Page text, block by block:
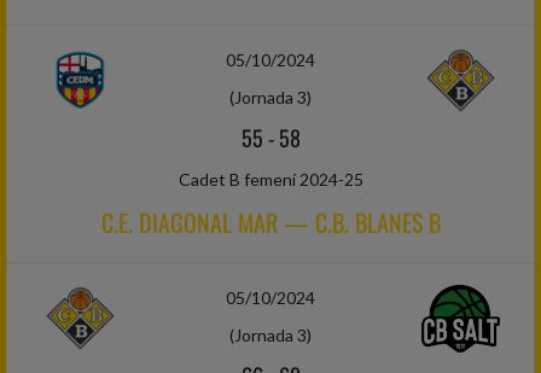
05/10/2024
(Jornada 3)
55-58
Cadet B femení 2024-25
C.E. DIAGONAL MAR — C.B. BLANES B
05/10/2024
(Jornada 3)